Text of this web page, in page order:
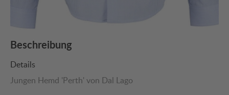
Beschreibung
Details
Jungen Hemd 'Perth' von Dal Lago